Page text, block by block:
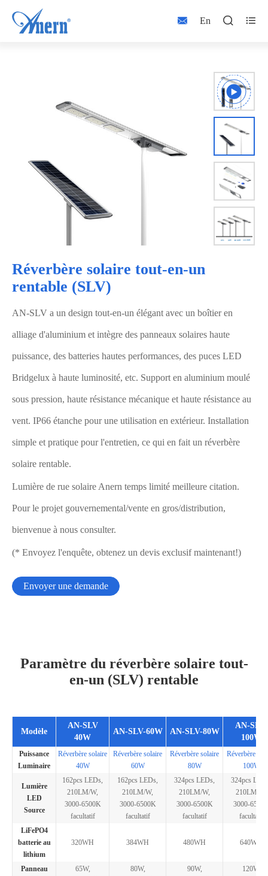
 En  
Réverbère solaire tout-en-un
rentable (SLV)
AN-SLV a un design tout-en-un élégant avec un boîtier en
alliage d'aluminium et intègre des panneaux solaires haute
puissance, des batteries hautes performances, des puces LED
Bridgelux à haute luminosité, etc. Support en aluminium moulé
sous pression, haute résistance mécanique et haute résistance au
vent. IP66 étanche pour une utilisation en extérieur. Installation
simple et pratique pour l'entretien, ce qui en fait un réverbère
solaire rentable.
Lumière de rue solaire Anern temps limité meilleure citation.
Pour le projet gouvernemental/vente en gros/distribution,
bienvenue à nous consulter.
(* Envoyez l'enquête, obtenez un devis exclusif maintenant!)
Envoyer une demande

Paramètre du réverbère solaire tout-
en-un (SLV) rentable
Modèle
AN-SLV
40W
AN-SLV-60W AN-SLV-80W
AN-SLV-
100W
Puissance
Luminaire
Réverbère solaire
40W
Réverbère solaire
60W
Réverbère solaire
80W
Réverbère
100W
Lumière
LED
Source
162pcs LEDs,
210LM/W,
3000-6500K
facultatif
162pcs LEDs,
210LM/W,
3000-6500K
facultatif
324pcs LEDs,
210LM/W,
3000-6500K
facultatif
324pcs
210LM/W,
3000-
facultatif
LiFePO4
batterie au
lithium
320WH 384WH 480WH 640WH
Panneau
65W,
80W,
90W,
120W,